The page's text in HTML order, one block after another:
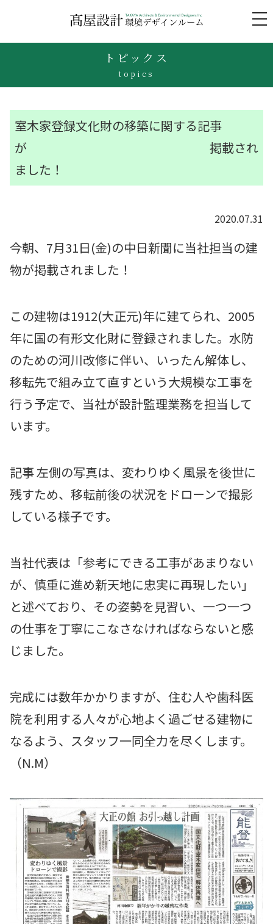
トピックス
topics
室木家登録文化財の移築に関する記事
が 掲載され
ました！
2020.07.31
今朝、7月31日(金)の中日新聞に当社担当の建
物が掲載されました！
この建物は1912(大正元)年に建てられ、2005
年に国の有形文化財に登録されました。水防
のための河川改修に伴い、いったん解体し、
移転先で組み立て直すという大規模な工事を
行う予定で、当社が設計監理業務を担当して
います。
記事 左側の写真は、変わりゆく風景を後世に
残すため、移転前後の状況をドローンで撮影
している様子です。
当社代表は「参考にできる工事があまりない
が、慎重に進め新天地に忠実に再現したい」
と述べており、その姿勢を見習い、一つ一つ
の仕事を丁寧にこなさなければならないと感
じました。
完成には数年かかりますが、住む人や歯科医
院を利用する人々が心地よく過ごせる建物に
なるよう、スタッフ一同全力を尽くします。
（N.M）